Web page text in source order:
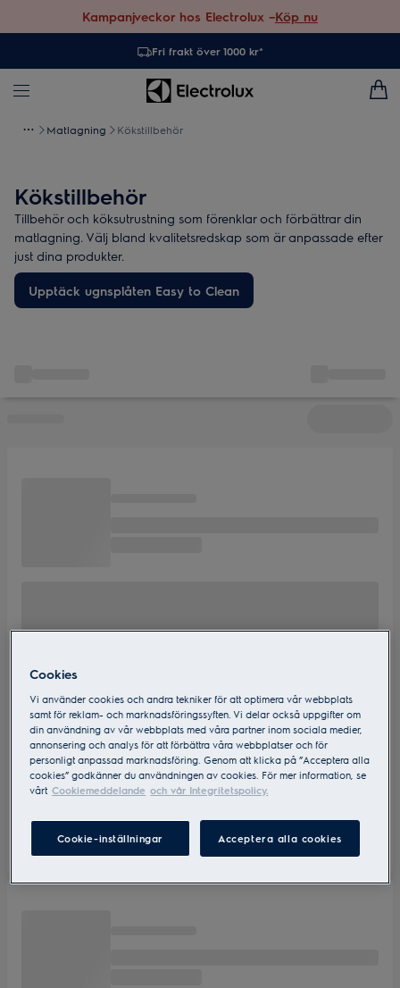
Kampanjveckor hos Electrolux –Köp nu
Fri frakt över 1000 kr*
Matlagning Kökstillbehör
Kökstillbehör
Tillbehör och köksutrustning som förenklar och förbättrar din
matlagning. Välj bland kvalitetsredskap som är anpassade efter
just dina produkter.
Upptäck ugnsplåten Easy to Clean
Cookies
Vi använder cookies och andra tekniker för att optimera vår webbplats
samt för reklam- och marknadsföringssyften. Vi delar också uppgifter om
din användning av vår webbplats med våra partner inom sociala medier,
annonsering och analys för att förbättra våra webbplatser och för
personligt anpassad marknadsföring. Genom att klicka på ”Acceptera alla
cookies” godkänner du användningen av cookies. För mer information, se
vårt Cookiemeddelande och vår Integritetspolicy.
Cookie-inställningar Acceptera alla cookies